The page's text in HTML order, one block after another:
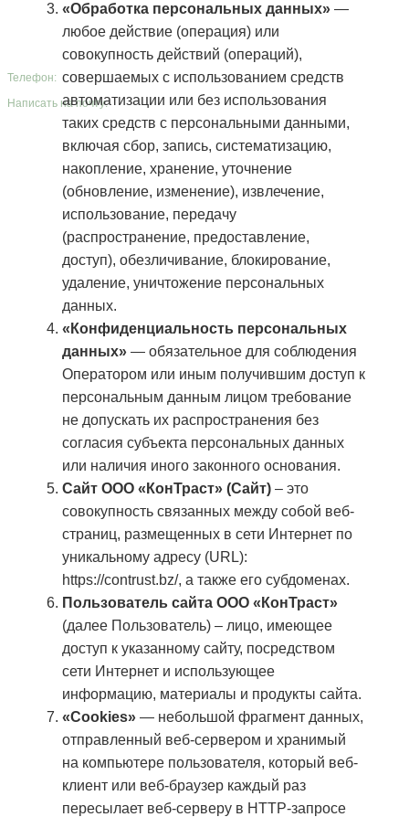
Реквизиты
Политика конфиденциальности
г. Казань, Оренбургский тракт, 8Д
г. Москва, Большая Якиманка, 31
Телефон:
Написать на почту:
«Обработка персональных данных» —
любое действие (операция) или
совокупность действий (операций),
совершаемых с использованием средств
автоматизации или без использования
таких средств с персональными данными,
включая сбор, запись, систематизацию,
накопление, хранение, уточнение
(обновление, изменение), извлечение,
использование, передачу
(распространение, предоставление,
доступ), обезличивание, блокирование,
удаление, уничтожение персональных
данных.
«Конфиденциальность персональных
данных» — обязательное для соблюдения
Оператором или иным получившим доступ к
персональным данным лицом требование
не допускать их распространения без
согласия субъекта персональных данных
или наличия иного законного основания.
Сайт ООО «КонТраст» (Сайт) – это
совокупность связанных между собой веб-
страниц, размещенных в сети Интернет по
уникальному адресу (URL):
https://contrust.bz/, а также его субдоменах.
Пользователь сайта ООО «КонТраст»
(далее Пользователь) – лицо, имеющее
доступ к указанному сайту, посредством
сети Интернет и использующее
информацию, материалы и продукты сайта.
«Cookies» — небольшой фрагмент данных,
отправленный веб-сервером и хранимый
на компьютере пользователя, который веб-
клиент или веб-браузер каждый раз
пересылает веб-серверу в HTTP-запросе